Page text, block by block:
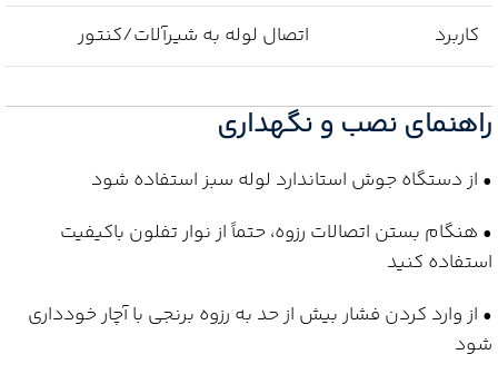
کاربرد اتصال لوله به شیرآلات/کنتور
راهنمای نصب و نگهداری
• از دستگاه جوش استاندارد لوله سبز استفاده شود
• هنگام بستن اتصالات رزوه، حتماً از نوار تفلون باکیفیت
استفاده کنید
• از وارد کردن فشار بیش از حد به رزوه برنجی با آچار خودداری
شود